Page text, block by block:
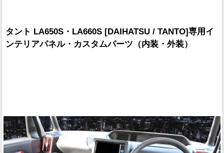
タント LA650S・LA660S [DAIHATSU / TANTO]専用イ
ンテリアパネル・カスタムパーツ（内装・外装）